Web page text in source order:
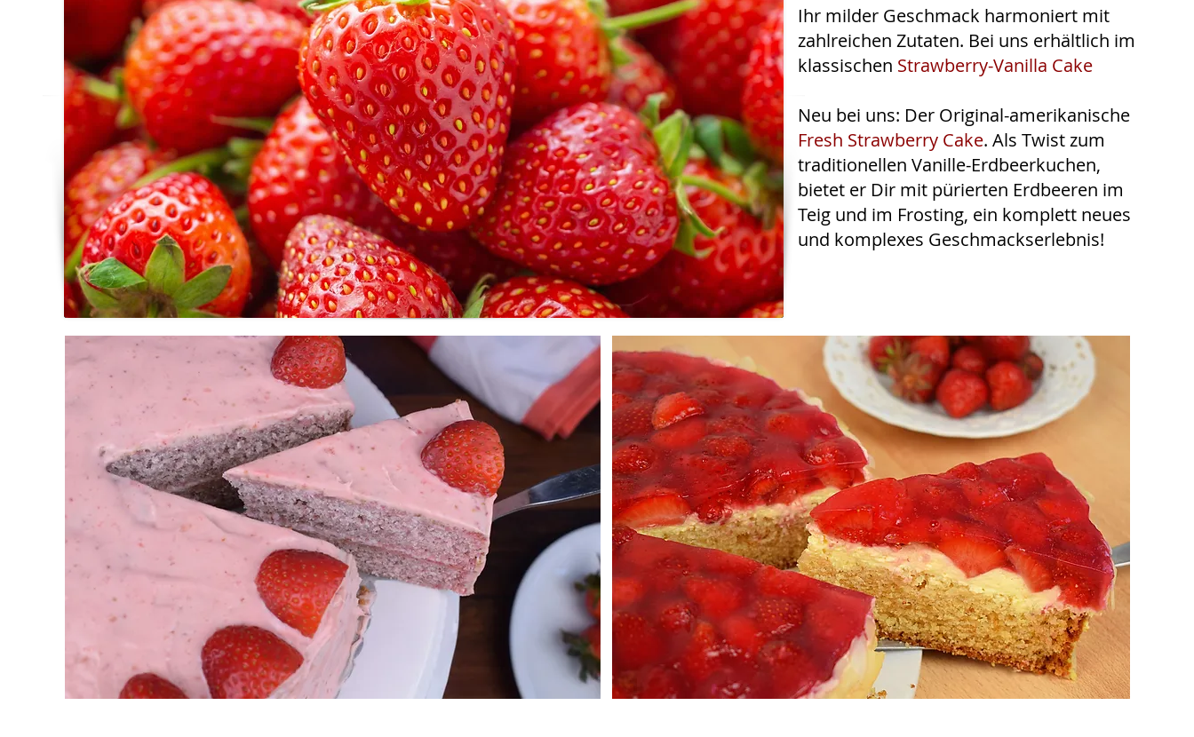
Ihr milder Geschmack harmoniert mit
zahlreichen Zutaten. Bei uns erhältlich im
klassischen Strawberry-Vanilla Cake
​Neu bei uns: Der Original-amerikanische
Fresh Strawberry Cake. Als Twist zum
traditionellen Vanille-Erdbeerkuchen,
bietet er Dir mit pürierten Erdbeeren im
Teig und im Frosting, ein komplett neues
und komplexes Geschmackserlebnis!